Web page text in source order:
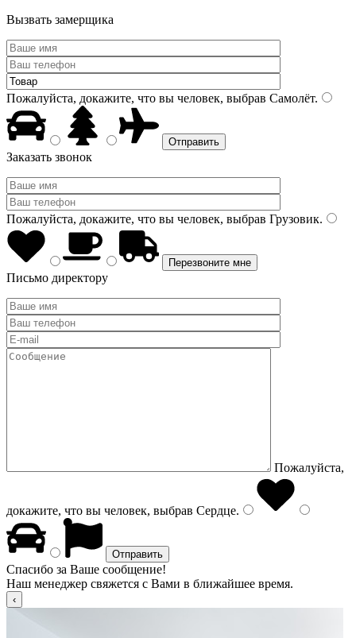
Вызвать замерщика
Пожалуйста, докажите, что вы человек, выбрав Самолёт.
Заказать звонок
Пожалуйста, докажите, что вы человек, выбрав Грузовик.
Письмо директору
Пожалуйста,
докажите, что вы человек, выбрав Сердце.
Спасибо за Ваше сообщение!
Наш менеджер свяжется с Вами в ближайшее время.